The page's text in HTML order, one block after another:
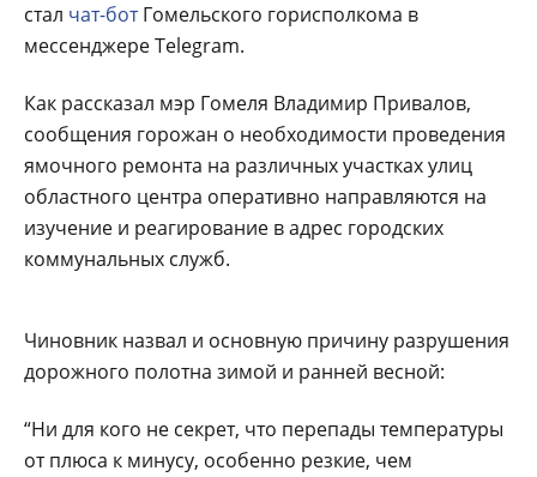
стал чат-ботГомельского горисполкома в
мессенджере Telegram.
Как рассказал мэр Гомеля Владимир Привалов,
сообщения горожан о необходимости проведения
ямочного ремонта на различных участках улиц
областного центра оперативно направляются на
изучение и реагирование в адрес городских
коммунальных служб.
Чиновник назвал и основную причину разрушения
дорожного полотна зимой и ранней весной:
“Ни для кого не секрет, что перепады температуры
от плюса к минусу, особенно резкие, чем